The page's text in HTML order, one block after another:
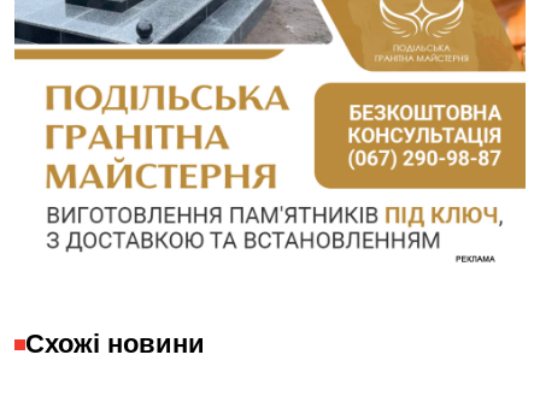
Схожі новини